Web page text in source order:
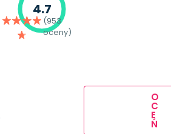
4.7
(953
oceny)
O
C
E
Ń